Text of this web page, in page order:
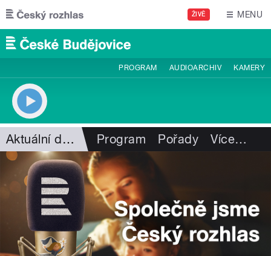
Přejít k hlavnímu obsahu
ŽIVĚ MENU
PROGRAM AUDIOARCHIV KAMERY
Aktuální dění Program Pořady Více…